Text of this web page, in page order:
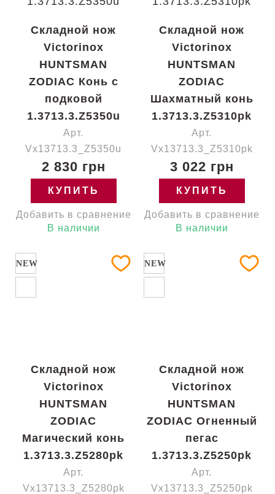
Складной нож
Victorinox
HUNTSMAN
ZODIAC Конь с
подковой
1.3713.3.Z5350u
Арт.
Vx13713.3_Z5350u
2 830 грн
КУПИТЬ
Добавить в сравнение
В наличии
Складной нож
Victorinox
HUNTSMAN
ZODIAC
Шахматный конь
1.3713.3.Z5310pk
Арт.
Vx13713.3_Z5310pk
3 022 грн
КУПИТЬ
Добавить в сравнение
В наличии
NEW
Складной нож
Victorinox
HUNTSMAN
ZODIAC
Магический конь
1.3713.3.Z5280pk
Арт.
Vx13713.3_Z5280pk
NEW
Складной нож
Victorinox
HUNTSMAN
ZODIAC Огненный
пегас
1.3713.3.Z5250pk
Арт.
Vx13713.3_Z5250pk